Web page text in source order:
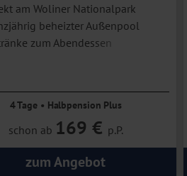
am Woliner Nationalpark
beheizter Außenpool
zum Abendessen
4 Tage • Halbpension Plus
schon ab 169 € p.P.
zum Angebot